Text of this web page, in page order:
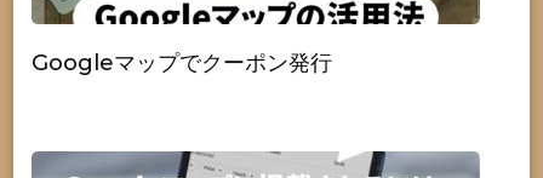
Googleマップでクーポン発行